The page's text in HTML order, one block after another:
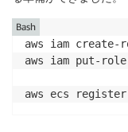
        "EC2"
    ],
{"name":
aws iam
aws iam put-
aws ecs
Bash